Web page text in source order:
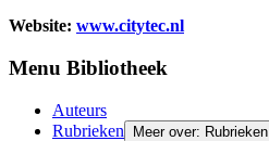
Website: www.citytec.nl
Menu Bibliotheek
Auteurs
Rubrieken
Meer over: Rubrieken